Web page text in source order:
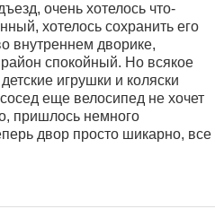
очень хотелось что-
хотелось сохранить его
внутреннем дворике,
спокойный. Но всякое
игрушки и коляски
еще велосипед не хочет
пришлось немного
двор просто шикарно, все